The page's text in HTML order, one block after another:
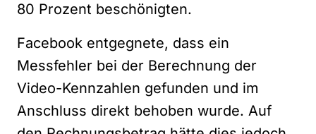
80 Prozent beschönigten.
Facebook entgegnete, dass ein
Messfehler bei der Berechnung der
Video-Kennzahlen gefunden und im
Anschluss direkt behoben wurde. Auf